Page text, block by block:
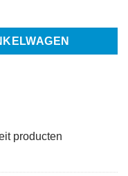
aantal
producten